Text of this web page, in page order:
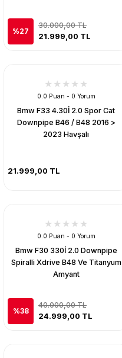
%27
30.000,00 TL
21.999,00 TL
0.0 Puan - 0 Yorum
Bmw F33 4.30İ 2.0 Spor Cat
Downpipe B46 / B48 2016 >
2023 Havşalı
21.999,00 TL
0.0 Puan - 0 Yorum
Bmw F30 330İ 2.0 Downpipe
Spiralli Xdrive B48 Ve Titanyum
Amyant
%38
40.000,00 TL
24.999,00 TL